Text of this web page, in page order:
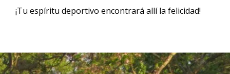
¡Tu espíritu deportivo encontrará allí la felicidad!